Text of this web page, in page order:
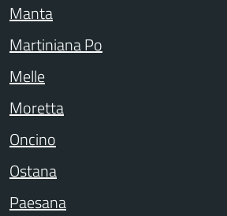
Manta
Martiniana Po
Melle
Moretta
Oncino
Ostana
Paesana